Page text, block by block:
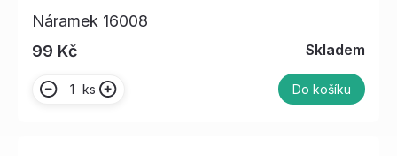
Náramek 16008
99 Kč
Skladem
ks Do košíku